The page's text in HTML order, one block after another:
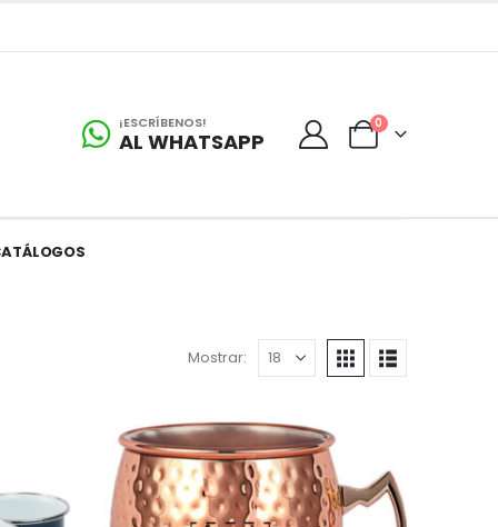
¡ESCRÍBENOS!
AL WHATSAPP
0
Mostrar: